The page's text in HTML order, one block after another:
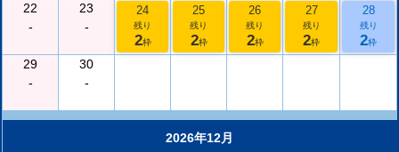
22
-
23
-
24
残り
2枠
25
残り
2枠
26
残り
2枠
27
残り
2枠
28
残り
2枠
29
-
30
-
2026年12月